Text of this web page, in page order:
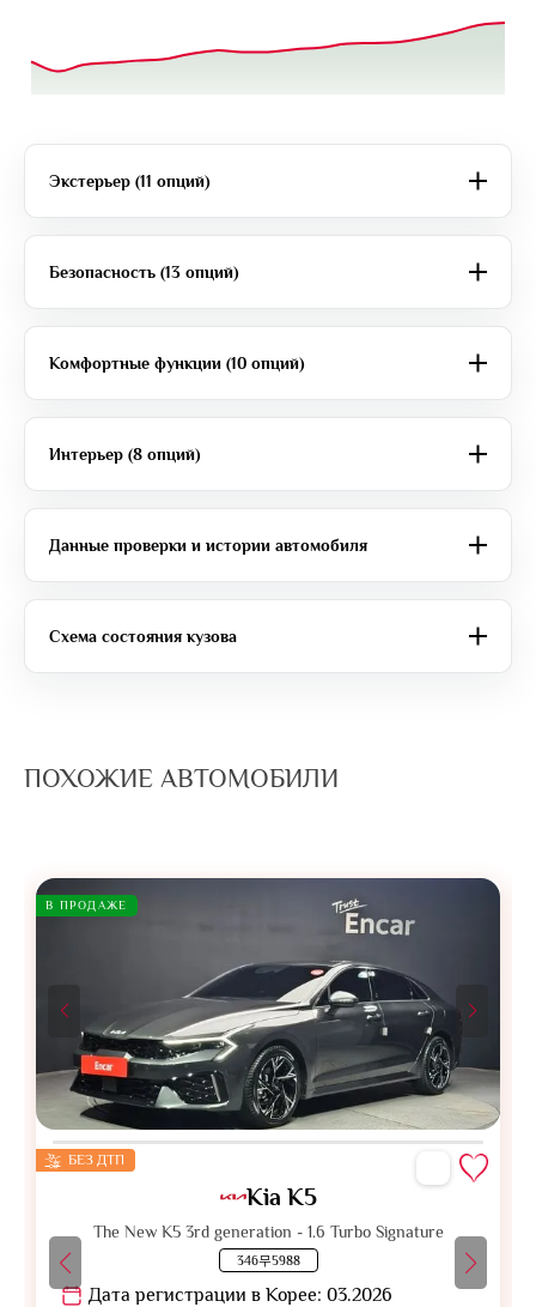
Экстерьер (11 опций)
Безопасность (13 опций)
Комфортные функции (10 опций)
Интерьер (8 опций)
Данные проверки и истории автомобиля
Схема состояния кузова
ПОХОЖИЕ АВТОМОБИЛИ
В ПРОДАЖЕ
БЕЗ ДТП
Kia K5
The New K5 3rd generation - 1.6 Turbo Signature
346무5988
Дата регистрации в Корее: 03.2026